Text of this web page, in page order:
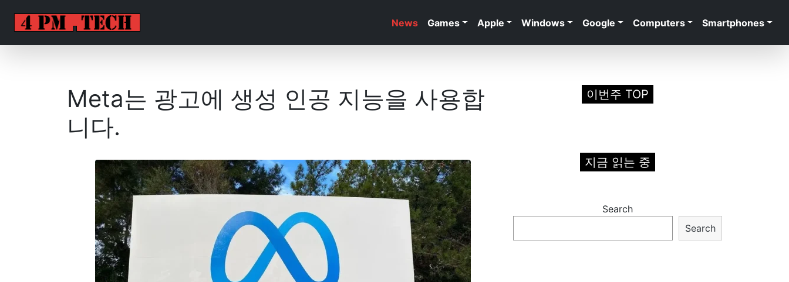
News Games Apple Windows Google Computers Smartphones
Meta는 광고에 생성 인공 지능을 사용합
니다.
이번주 TOP
지금 읽는 중
Search
Search